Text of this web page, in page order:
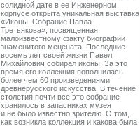
солидной дате в ее Инженерном
корпусе открыта уникальная выставка
«Иконы. Собрание Павла
Третьякова», посвященная
малоизвестному факту биографии
знаменитого мецената. Последние
восемь лет своей жизни Павел
Михайлович собирал иконы. За это
время его коллекция пополнилась
более чем 60 произведениями
древнерусского искусства. В течение
столетия почти все это собрание
хранилось в запасниках музея
и не было известно зрителю. О том,
как возникла коллекция и какова была